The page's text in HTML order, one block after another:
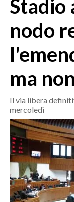
MEDIO CAMPIDANO
SASSARI E
GALLURA
NUORO E
OGLIASTRA
CRONACA
ITALIA
MONDO
POLITICA
ECONOMIA
Stadio
nodo
ma
Il via libera
mercoledì